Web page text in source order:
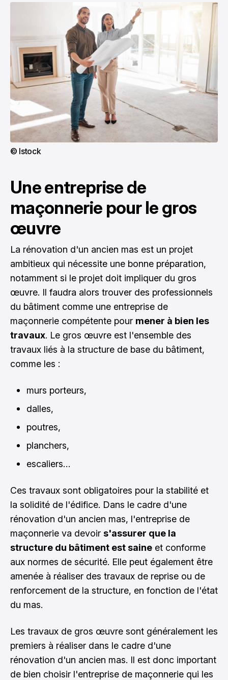
© Istock
Une entreprise de
maçonnerie pour le gros
œuvre
La rénovation d'un ancien mas est un projet
ambitieux qui nécessite une bonne préparation,
notamment si le projet doit impliquer du gros
œuvre. Il faudra alors trouver des professionnels
du bâtiment comme une entreprise de
maçonnerie compétente pour mener à bien les
travaux. Le gros œuvre est l'ensemble des
travaux liés à la structure de base du bâtiment,
comme les :
murs porteurs,
dalles,
poutres,
planchers,
escaliers…
Ces travaux sont obligatoires pour la stabilité et
la solidité de l'édifice. Dans le cadre d'une
rénovation d'un ancien mas, l'entreprise de
maçonnerie va devoir s'assurer que la
structure du bâtiment est saine et conforme
aux normes de sécurité. Elle peut également être
amenée à réaliser des travaux de reprise ou de
renforcement de la structure, en fonction de l'état
du mas.
Les travaux de gros œuvre sont généralement les
premiers à réaliser dans le cadre d'une
rénovation d'un ancien mas. Il est donc important
de bien choisir l'entreprise de maçonnerie qui les